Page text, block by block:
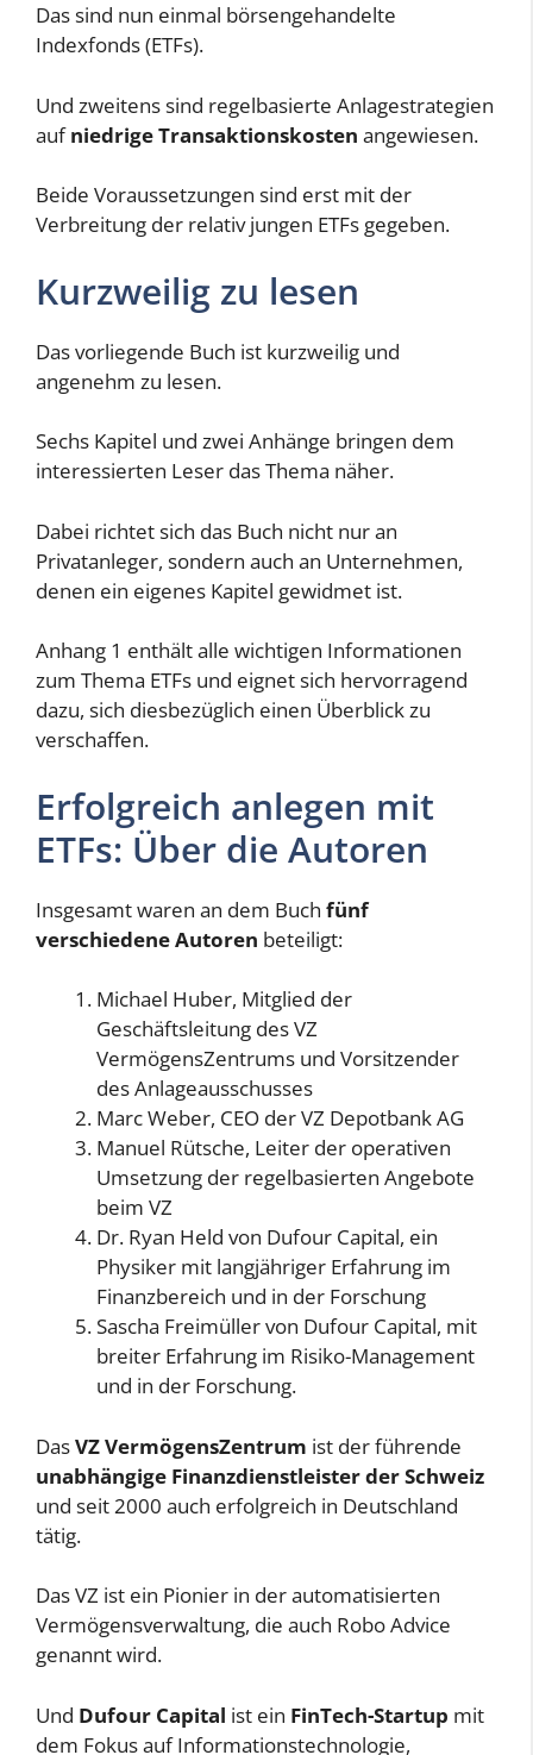
Das sind nun einmal börsengehandelte
Indexfonds (ETFs).
Und zweitens sind regelbasierte Anlagestrategien
aufniedrige Transaktionskosten angewiesen.
Beide Voraussetzungen sind erst mit der
Verbreitung der relativ jungen ETFs gegeben.
Kurzweilig zu lesen
Das vorliegende Buch ist kurzweilig und
angenehm zu lesen.
Sechs Kapitel und zwei Anhänge bringen dem
interessierten Leser das Thema näher.
Dabei richtet sich das Buch nicht nur an
Privatanleger, sondern auch an Unternehmen,
denen ein eigenes Kapitel gewidmet ist.
Anhang 1 enthält alle wichtigen Informationen
zum Thema ETFs und eignet sich hervorragend
dazu, sich diesbezüglich einen Überblick zu
verschaffen.
Erfolgreich anlegen mit
ETFs: Über die Autoren
Insgesamt waren an dem Buch fünf
verschiedene Autoren beteiligt:
Michael Huber, Mitglied der
Geschäftsleitung des VZ
VermögensZentrums und Vorsitzender
des Anlageausschusses
Marc Weber, CEO der VZ Depotbank AG
Manuel Rütsche, Leiter der operativen
Umsetzung der regelbasierten Angebote
beim VZ
Dr. Ryan Held von Dufour Capital, ein
Physiker mit langjähriger Erfahrung im
Finanzbereich und in der Forschung
Sascha Freimüller von Dufour Capital, mit
breiter Erfahrung im Risiko-Management
und in der Forschung.
DasVZ VermögensZentrum ist der führende
unabhängige Finanzdienstleister der Schweiz
und seit 2000 auch erfolgreich in Deutschland
tätig.
Das VZ ist ein Pionier in der automatisierten
Vermögensverwaltung, die auch Robo Advice
genannt wird.
Und Dufour Capital ist ein FinTech-Startup mit
dem Fokus auf Informationstechnologie,